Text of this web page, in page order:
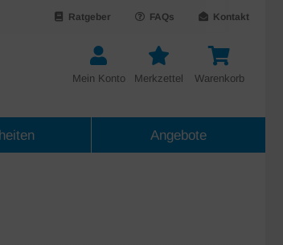
Kontakt
FAQs
Ratgeber
Warenkorb
Merkzettel
Mein Konto
Angebote